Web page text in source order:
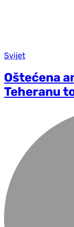
Svijet
Oštećena
Teheranu